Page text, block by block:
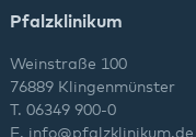
Pfalzklinikum
Weinstraße 100
76889 Klingenmünster
T. 06349 900-0
E. info@pfalzklinikum.de